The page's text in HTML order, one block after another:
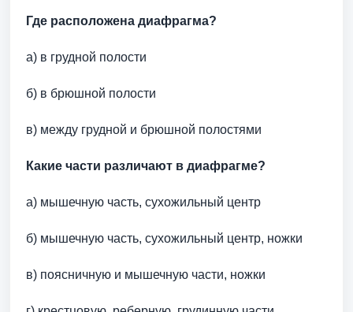
Где расположена диафрагма?
а) в грудной полости
б) в брюшной полости
в) между грудной и брюшной полостями
Какие части различают в диафрагме?
а) мышечную часть, сухожильный центр
б) мышечную часть, сухожильный центр, ножки
в) поясничную и мышечную части, ножки